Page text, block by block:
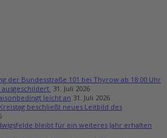
der Bundesstraße 101 bei Thyrow ab 18:00 Uhr
31. Juli 2026
leicht an 31. Juli 2026
beschließt neues Leitbild des
bleibt für ein weiteres Jahr erhalten